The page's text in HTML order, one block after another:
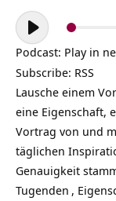
Audio-
Player
Podcast: Play in
Subscribe: RSS
Lausche einem
eine Eigenschaft,
Vortrag von und
täglichen
Genauigkeit
Tugenden ,